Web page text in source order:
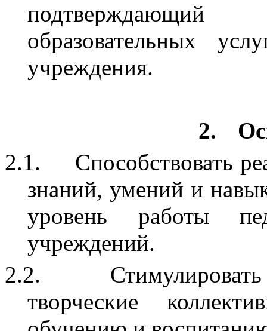
образовательных
учреждения.
2.
2.1.
Способствовать
знаний, умений и
уровень работы
учреждений.
2.2.
творческие